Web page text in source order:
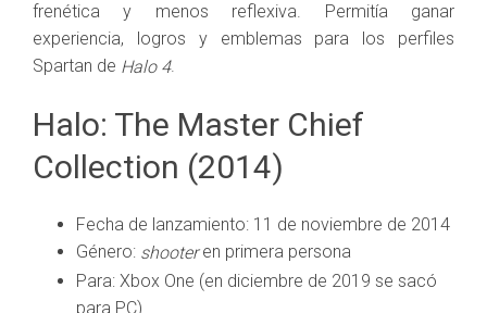
frenética y menos reflexiva. Permitía ganar
experiencia, logros y emblemas para los perfiles
Spartan de Halo 4.
Halo: The Master Chief
Collection (2014)
Fecha de lanzamiento: 11 de noviembre de 2014
Género: shooteren primera persona
Para: Xbox One (en diciembre de 2019 se sacó
para PC)